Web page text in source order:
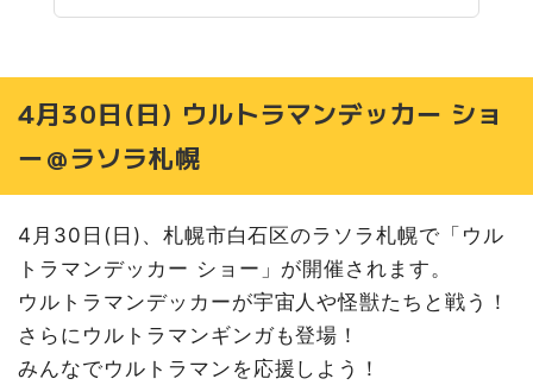
4月30日(日) ウルトラマンデッカー ショ
ー＠ラソラ札幌
4月30日(日)、札幌市白石区のラソラ札幌で「ウル
トラマンデッカー ショー」が開催されます。
ウルトラマンデッカーが宇宙人や怪獣たちと戦う！
さらにウルトラマンギンガも登場！
みんなでウルトラマンを応援しよう！